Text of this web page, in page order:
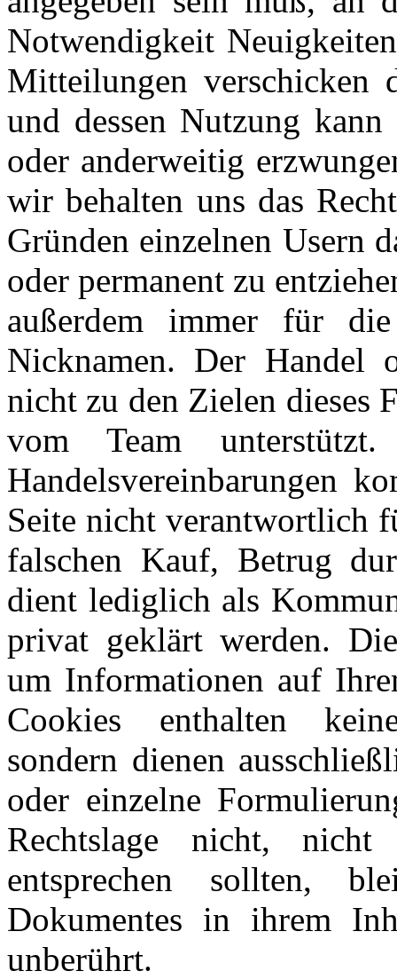
Notwendigkeit
Mitteilungen verschicken
und dessen Nutzung
oder anderweitig
wir behalten uns das
Gründen einzelnen Usern
oder permanent zu
außerdem immer für
Nicknamen. Der Handel
nicht zu den Zielen dieses
vom Team
Handelsvereinbarungen
Seite nicht verantwortlich
falschen Kauf, Betrug
dient lediglich als
privat geklärt werden.
um Informationen auf
Cookies enthalten
sondern dienen
oder einzelne
Rechtslage nicht,
entsprechen sollten,
Dokumentes in ihrem
unberührt.